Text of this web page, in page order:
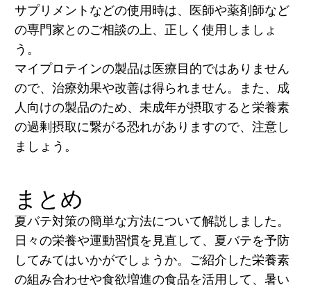
サプリメントなどの使用時は、医師や薬剤師など
の専門家とのご相談の上、正しく使用しましょ
う。
マイプロテインの製品は医療目的ではありません
ので、治療効果や改善は得られません。また、成
人向けの製品のため、未成年が摂取すると栄養素
の過剰摂取に繋がる恐れがありますので、注意し
ましょう。
まとめ
夏バテ対策の簡単な方法について解説しました。
日々の栄養や運動習慣を見直して、夏バテを予防
してみてはいかがでしょうか。ご紹介した栄養素
の組み合わせや食欲増進の食品を活用して、暑い